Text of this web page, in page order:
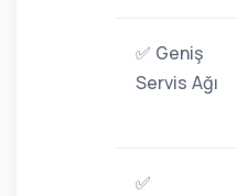
✅ Geniş
Servis Ağı
✅